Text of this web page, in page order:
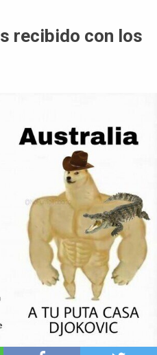
recibido con los